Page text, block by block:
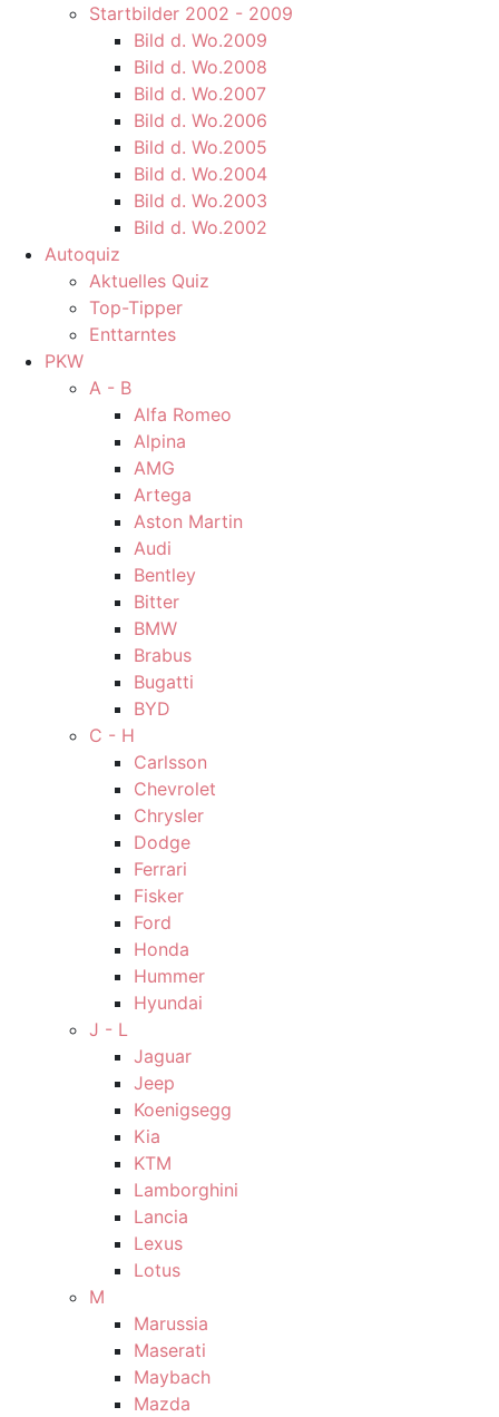
Startbilder 2002 - 2009
Bild d. Wo.2009
Bild d. Wo.2008
Bild d. Wo.2007
Bild d. Wo.2006
Bild d. Wo.2005
Bild d. Wo.2004
Bild d. Wo.2003
Bild d. Wo.2002
Autoquiz
Aktuelles Quiz
Top-Tipper
Enttarntes
PKW
A - B
Alfa Romeo
Alpina
AMG
Artega
Aston Martin
Audi
Bentley
Bitter
BMW
Brabus
Bugatti
BYD
C - H
Carlsson
Chevrolet
Chrysler
Dodge
Ferrari
Fisker
Ford
Honda
Hummer
Hyundai
J - L
Jaguar
Jeep
Koenigsegg
Kia
KTM
Lamborghini
Lancia
Lexus
Lotus
M
Marussia
Maserati
Maybach
Mazda